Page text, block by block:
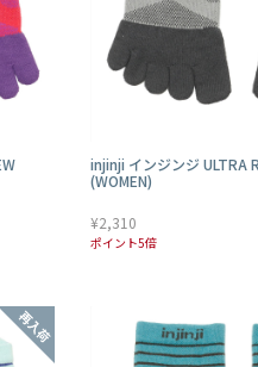
injinji インジンジ ULTRA
(WOMEN)
¥2,310
ポイント5倍